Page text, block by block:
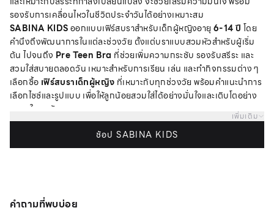
รองรับการเคลื่อนไหวในชีวิตประจำวันได้อย่างเหมาะสม
SABINA KIDSออกแบบเฟิร์สบราสำหรับเด็กผู้หญิงอายุ6-14 ปี โดย
คำนึงถึงพัฒนาการในแต่ละช่วงวัย ตั้งแต่บราแบบสวมหัวสำหรับผู้เริ่ม
ต้น ไปจนถึง Pre Teen Bra ที่ช่วยเพิ่มความกระชับ รองรับสรีระ และ
สวมใส่สบายตลอดวัน เหมาะสำหรับการเรียน เล่น และทำกิจกรรมต่าง ๆ
เลือกซื้อ เฟิร์สบราเด็กผู้หญิง ที่เหมาะกับทุกช่วงวัย พร้อมคำแนะนำการ
เลือกไซซ์และรูปแบบ เพื่อให้ลูกน้อยสวมใส่ได้อย่างมั่นใจและเติบโตอย่าง
สบายในทุกวัน
เพิ่มเติม
ช้อป SABINA KIDS
คำถามที่พบบ่อย